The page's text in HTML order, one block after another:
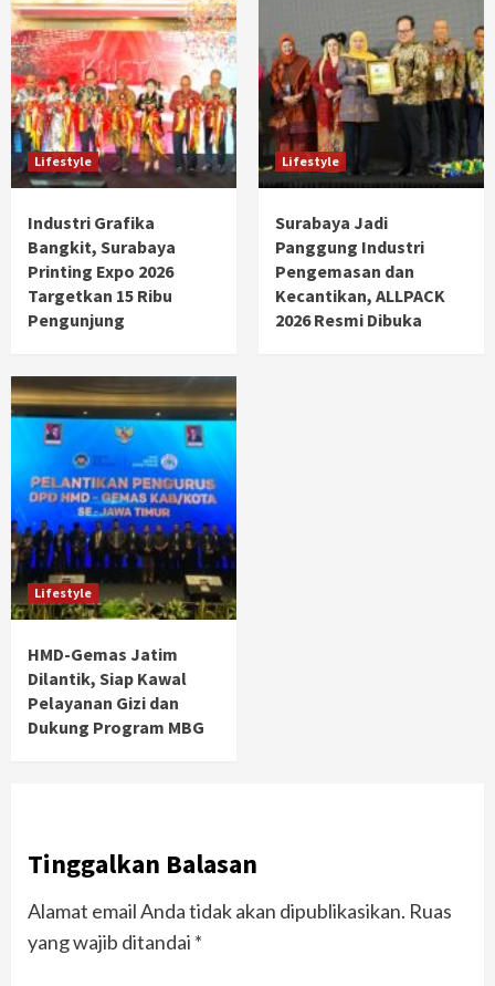
Lifestyle
Industri Grafika
Bangkit, Surabaya
Printing Expo 2026
Targetkan 15 Ribu
Pengunjung
Lifestyle
Surabaya Jadi
Panggung Industri
Pengemasan dan
Kecantikan, ALLPACK
2026 Resmi Dibuka
Lifestyle
HMD-Gemas Jatim
Dilantik, Siap Kawal
Pelayanan Gizi dan
Dukung Program MBG
Tinggalkan Balasan
Alamat email Anda tidak akan dipublikasikan. Ruas
yang wajib ditandai *